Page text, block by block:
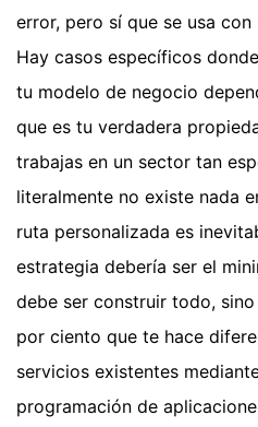
error, pero sí que se usa
Hay casos específicos
tu modelo de negocio
que es tu verdadera
trabajas en un sector tan
literalmente no existe nada
ruta personalizada es
estrategia debería ser el
debe ser construir todo,
por ciento que te hace
servicios existentes
programación de